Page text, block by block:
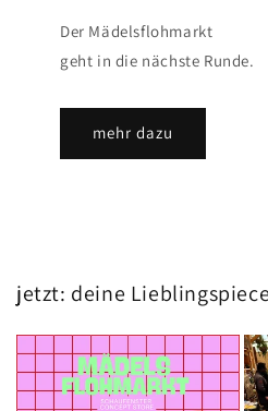
Der Mädelsflohmarkt
geht in die nächste Runde.
mehr dazu
jetzt: deine